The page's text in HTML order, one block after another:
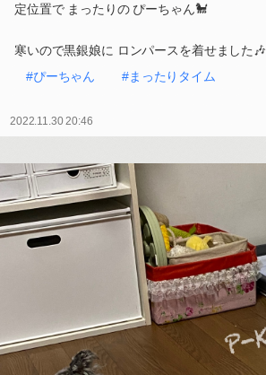
定位置で まったりの ぴーちゃん🐩
寒いので黒銀娘に ロンパースを着せました🎶
#ぴーちゃん
#まったりタイム
2022.11.30 20:46